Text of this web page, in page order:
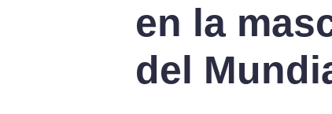
en la
del